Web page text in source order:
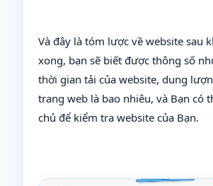
Và đây là tóm lược về website sau
xong, bạn sẽ biết được thông số
thời gian tải của website, dung
trang web là bao nhiêu, và Bạn có
chủ để kiểm tra website của Bạn.